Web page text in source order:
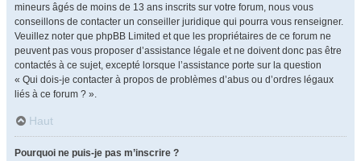
mineurs âgés de moins de 13 ans inscrits sur votre forum, nous vous
conseillons de contacter un conseiller juridique qui pourra vous renseigner.
Veuillez noter que phpBB Limited et que les propriétaires de ce forum ne
peuvent pas vous proposer d’assistance légale et ne doivent donc pas être
contactés à ce sujet, excepté lorsque l’assistance porte sur la question
« Qui dois-je contacter à propos de problèmes d’abus ou d’ordres légaux
liés à ce forum ? ».
Haut
Pourquoi ne puis-je pas m’inscrire ?